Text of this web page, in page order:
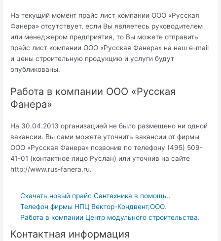
На текущий момент прайс лист компании ООО «Русская
Фанера» отсутствует, если Вы являетесь руководителем
или менеджером предприятия, то Вы можете отправить
прайс лист компании ООО «Русская Фанера» на наш e-mail
и цены строительную продукцию и услуги будут
опубликованы.
Работа в компании ООО «Русская
Фанера»
На 30.04.2013 организацией не было размещено ни одной
вакансии. Вы сами можете уточнить вакансии от фирмы
ООО «Русская Фанера» позвонив по телефону (495) 509-
41-01 (контактное лицо Руслан) или уточнив на сайте
http://www.rus-fanera.ru.
Скачать новый прайс Сантехника в помощь..
Телефон фирмы НПЦ Вектор-Кондвент,ООО.
Работа в компании Центр модульного строительства.
Контактная информация